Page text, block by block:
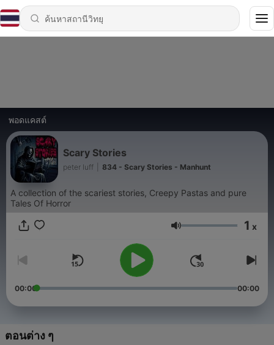
พอดแคสต์
Scary Stories
peter luff 834 - Scary Stories - Manhunt
A collection of the scariest stories, Creepy Pastas and pure
Tales Of Horror
ระดับเสียง 1 x
00:00 00:00
ตอนต่าง ๆ